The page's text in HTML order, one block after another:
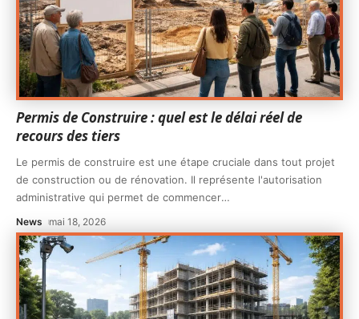
Permis de Construire : quel est le délai réel de
recours des tiers
Le permis de construire est une étape cruciale dans tout projet
de construction ou de rénovation. Il représente l'autorisation
administrative qui permet de commencer…
News mai 18, 2026